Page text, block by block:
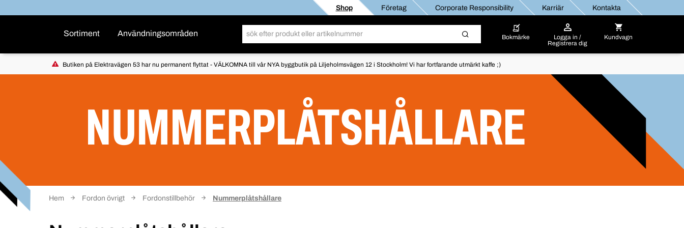
Shop Företag Corporate Responsibility Karriär Kontakta
Sortiment Användningsområden Bokmärke
Logga in /
Registrera dig
Kundvagn
Butiken på Elektravägen 53 har nu permanent flyttat - VÄLKOMNA till vår NYA byggbutik på Liljeholmsvägen 12 i Stockholm! Vi har fortfarande utmärkt kaffe ;)
NUMMERPLÅTSHÅLLARE
Hem Fordon övrigt Fordonstillbehör Nummerplåtshållare